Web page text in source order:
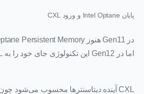
پایان Intel Optane و ورود CXL
اما در Gen12 این تکنولوژی جای خود را به CXL داده است.
CXL آینده دیتاسنترها محسوب می‌شود چون: